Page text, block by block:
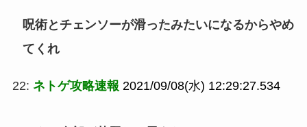
呪術とチェンソーが滑ったみたいになるからやめ
てくれ
22: ネトゲ攻略速報 2021/09/08(水) 12:29:27.534